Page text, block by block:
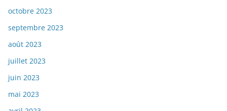
octobre 2023
septembre 2023
août 2023
juillet 2023
juin 2023
mai 2023